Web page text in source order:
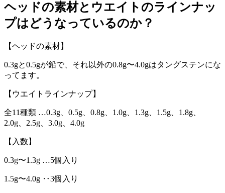
ヘッドの素材とウエイトのラインナッ
プはどうなっているのか？
【ヘッドの素材】
0.3gと0.5gが鉛で、それ以外の0.8g〜4.0gはタングステンにな
ってます。
【 ウエイトラインナップ】
全11種類 …0.3g、0.5g、0.8g、1.0g、1.3g、1.5g、1.8g、
2.0g、2.5g、3.0g、4.0g
【 入数 】
0.3g〜1.3g …5個入り
1.5g〜4.0g ‥3個入り